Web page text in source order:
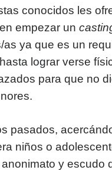
conocidos les
empezar un
ya que es un
lograr verse
para que no
pasados,
niños o
y escudo